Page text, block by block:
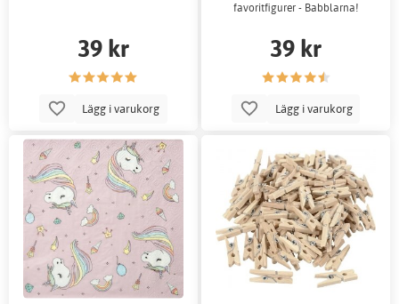
39 kr
Lägg i varukorg
favoritfigurer - Babblarna!
39 kr
Lägg i varukorg